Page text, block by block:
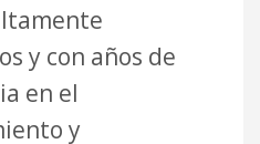
y con años de
en el
y